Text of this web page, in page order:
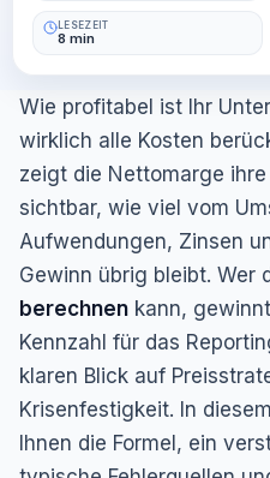
LESEZEIT
8 min
Wie profitabel ist Ihr
wirklich alle Kosten
zeigt die Nettomarge
sichtbar, wie viel vom
Aufwendungen, Zinsen
Gewinn übrig bleibt. Wer
berechnen kann,
Kennzahl für das
klaren Blick auf
Krisenfestigkeit. In
Ihnen die Formel, ein